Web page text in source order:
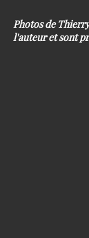
Photos de
l'auteur et sont